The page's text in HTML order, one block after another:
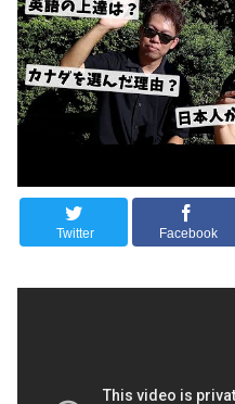
Twitter Facebook